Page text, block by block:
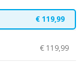
€ 119,99
€ 119,99